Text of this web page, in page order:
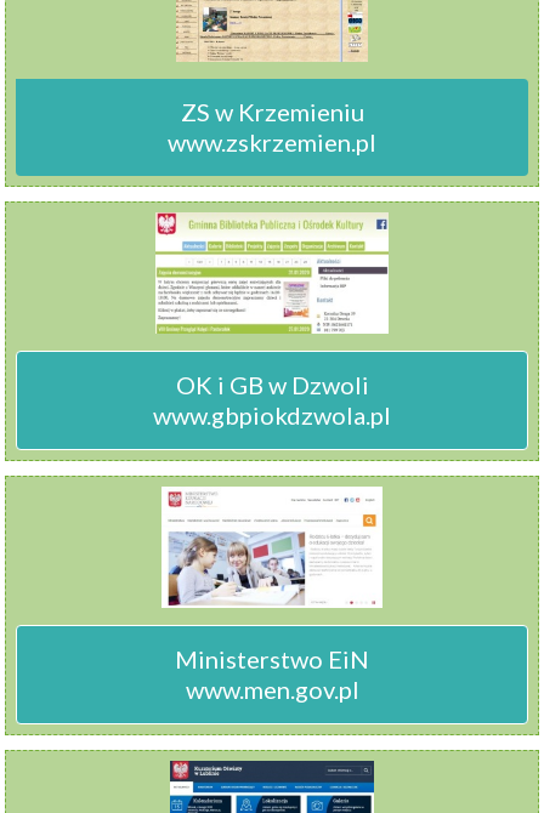
ZS w Krzemieniu
www.zskrzemien.pl
OK i GB w Dzwoli
www.gbpiokdzwola.pl
Ministerstwo EiN
www.men.gov.pl